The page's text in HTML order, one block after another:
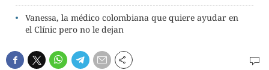
Vanessa, la médico colombiana que quiere ayudar en
el Clínic pero no le dejan